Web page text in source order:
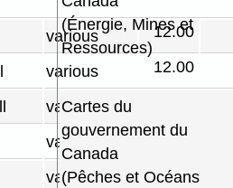
various 12.00
various 12.00
various
various 10.80
various 10.80
(Énergie, Mines et
Ressources)
Cartes du
gouvernement du
Canada
(Pêches et Océans